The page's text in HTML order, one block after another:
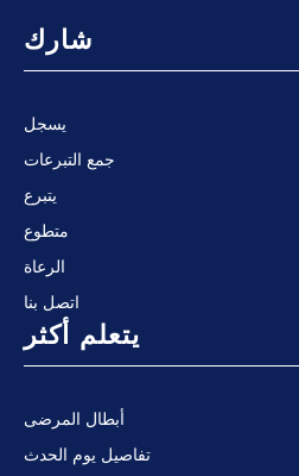
شارك
يسجل
جمع التبرعات
يتبرع
متطوع
الرعاة
اتصل بنا
يتعلم أكثر
أبطال المرضى
تفاصيل يوم الحدث